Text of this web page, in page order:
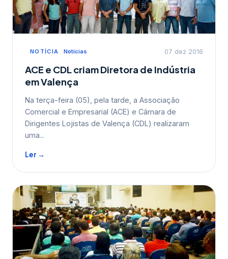
NOTÍCIA Notícias 07 dez 2016
ACE e CDL criam Diretora de Indústria
em Valença
Na terça-feira (05), pela tarde, a Associação
Comercial e Empresarial (ACE) e Câmara de
Dirigentes Lojistas de Valença (CDL) realizaram
uma...
Ler →